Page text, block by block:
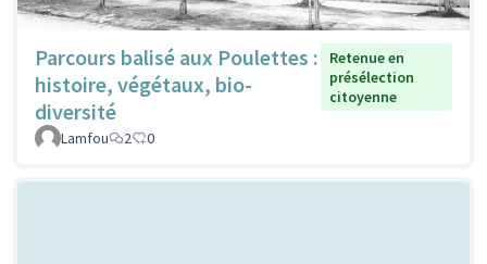
Parcours balisé aux Poulettes :
histoire, végétaux, bio-
diversité
Retenue en
présélection
citoyenne
Lamfou 2 0